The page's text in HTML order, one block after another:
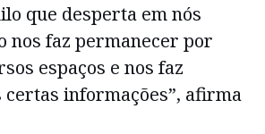
que desperta em nós
nos faz permanecer por
espaços e nos faz
informações”, afirma